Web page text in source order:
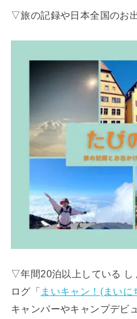
▽旅の記録や日本全国のお
▽年間20泊以上している し
ログ「 まいキャン！(まいに
キャンパーやキャンプデビ